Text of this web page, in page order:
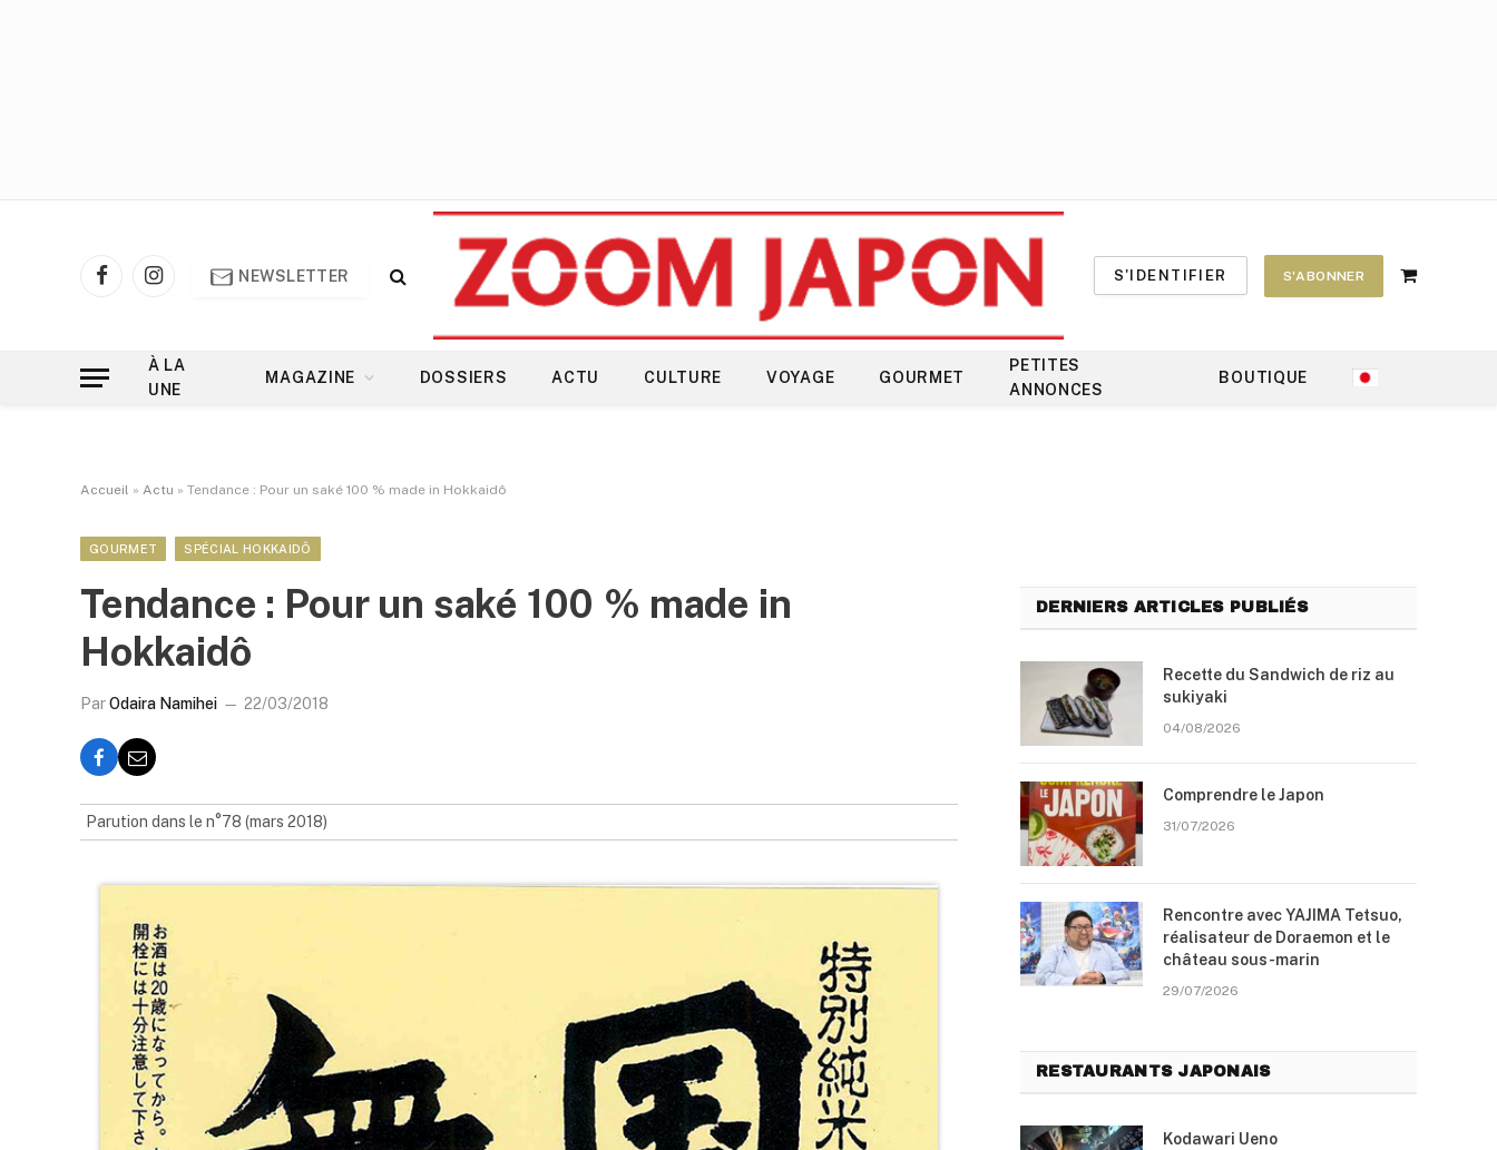
FacebookInstagram
NEWSLETTER S'IDENTIFIER S'ABONNER
Shopping
À LA
UNE
MAGAZINE DOSSIERS ACTU CULTURE VOYAGE GOURMET
PETITES
ANNONCES
BOUTIQUE
Accueil » Actu » Tendance : Pour un saké 100 % made in Hokkaidô
GOURMET SPÉCIAL HOKKAIDÔ
Tendance : Pour un saké 100 % made in
Hokkaidô
ParOdaira Namihei 22/03/2018
Parution dans le n°78 (mars 2018)
DERNIERS ARTICLES PUBLIÉS
Recette du Sandwich de riz au
sukiyaki
04/08/2026
Comprendre le Japon
31/07/2026
Rencontre avec YAJIMA Tetsuo,
réalisateur de Doraemon et le
château sous-marin
29/07/2026
RESTAURANTS JAPONAIS
Kodawari Ueno